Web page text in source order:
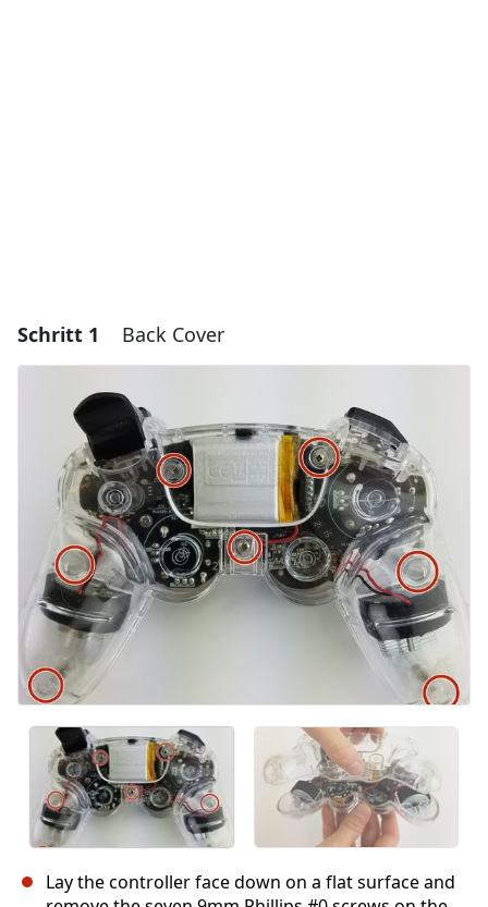
Schritt 1 Back Cover
Lay the controller face down on a flat surface and